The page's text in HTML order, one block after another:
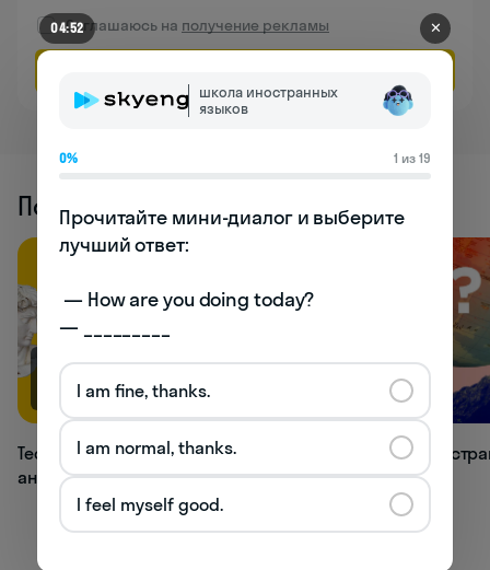
Соглашаюсь на получение рекламы
Похожие статьи
66.9K
Тест: как хорошо вы знаете времена
английского языка?
33.1K
Тест: в какой
04:47 ✕
школа иностранных
языков
0% 1 из 19
Прочитайте мини-диалог и выберите
лучший ответ:
— _________
I am fine, thanks.
I am normal, thanks.
I feel myself good.